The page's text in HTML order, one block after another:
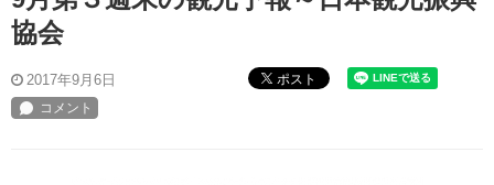
協会
2017年9月6日 ポスト